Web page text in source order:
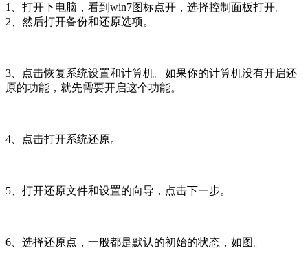
1、打开下电脑，看到win7图标点开，选择控制面板打开。
2、然后打开备份和还原选项。
3、点击恢复系统设置和计算机。如果你的计算机没有开启还
原的功能，就先需要开启这个功能。
4、点击打开系统还原。
5、打开还原文件和设置的向导，点击下一步。
6、选择还原点，一般都是默认的初始的状态，如图。